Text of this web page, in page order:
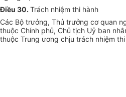
Điều 30. Trách nhiệm thi hành
Các Bộ trưởng, Thủ trưởng cơ quan
thuộc Chính phủ, Chủ tịch Uỷ ban
thuộc Trung ương chịu trách nhiệm